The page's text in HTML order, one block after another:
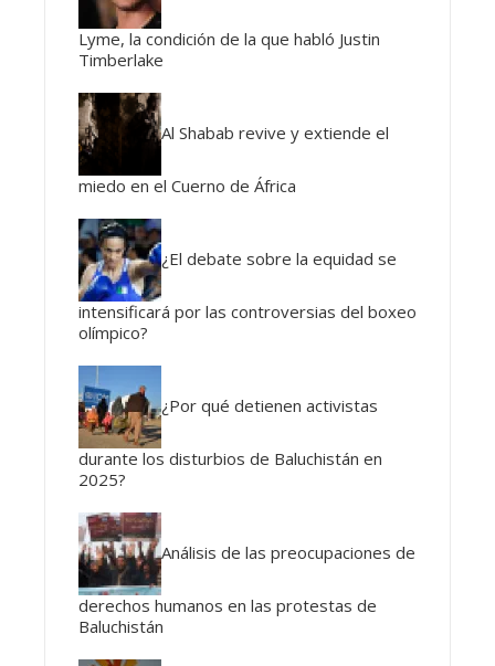
Lyme, la condición de la que habló Justin
Timberlake
Al Shabab revive y extiende el
miedo en el Cuerno de África
¿El debate sobre la equidad se
intensificará por las controversias del boxeo
olímpico?
¿Por qué detienen activistas
durante los disturbios de Baluchistán en
2025?
Análisis de las preocupaciones de
derechos humanos en las protestas de
Baluchistán